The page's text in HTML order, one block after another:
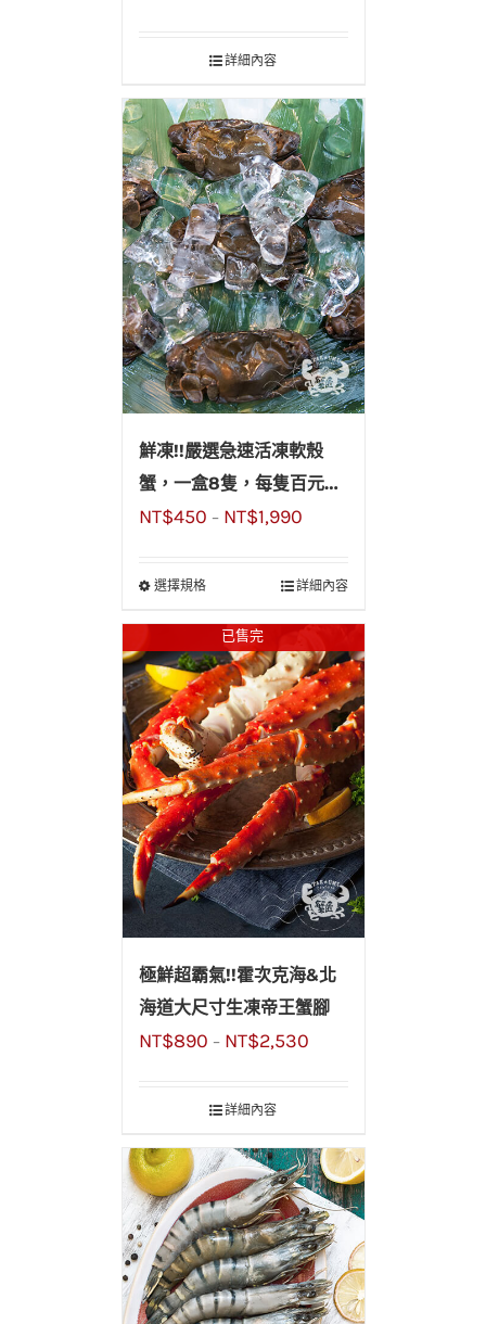
詳細內容
鮮凍!!嚴選急速活凍軟殼
蟹，一盒8隻，每隻百元有
找超划算!!
NT$450 – NT$1,990
選擇規格 詳細內容
已售完
極鮮超霸氣!!霍次克海&北
海道大尺寸生凍帝王蟹腳
NT$890 – NT$2,530
詳細內容